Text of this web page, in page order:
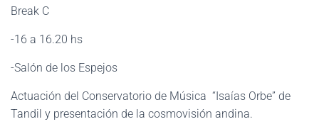
Break C
-16 a 16.20 hs
-Salón de los Espejos
Actuación del Conservatorio de Música “Isaías Orbe” de
Tandil y presentación de la cosmovisión andina.